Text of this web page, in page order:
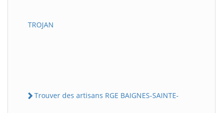
TROJAN
Trouver des artisans RGE BAIGNES-SAINTE-